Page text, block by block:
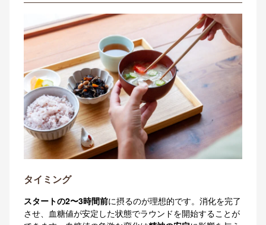
タイミング
スタートの2〜3時間前に摂るのが理想的です。消化を完了
させ、血糖値が安定した状態でラウンドを開始することが